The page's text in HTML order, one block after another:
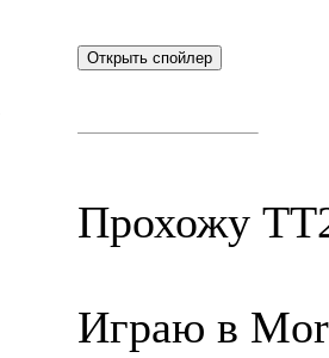
Прохожу
Играю в